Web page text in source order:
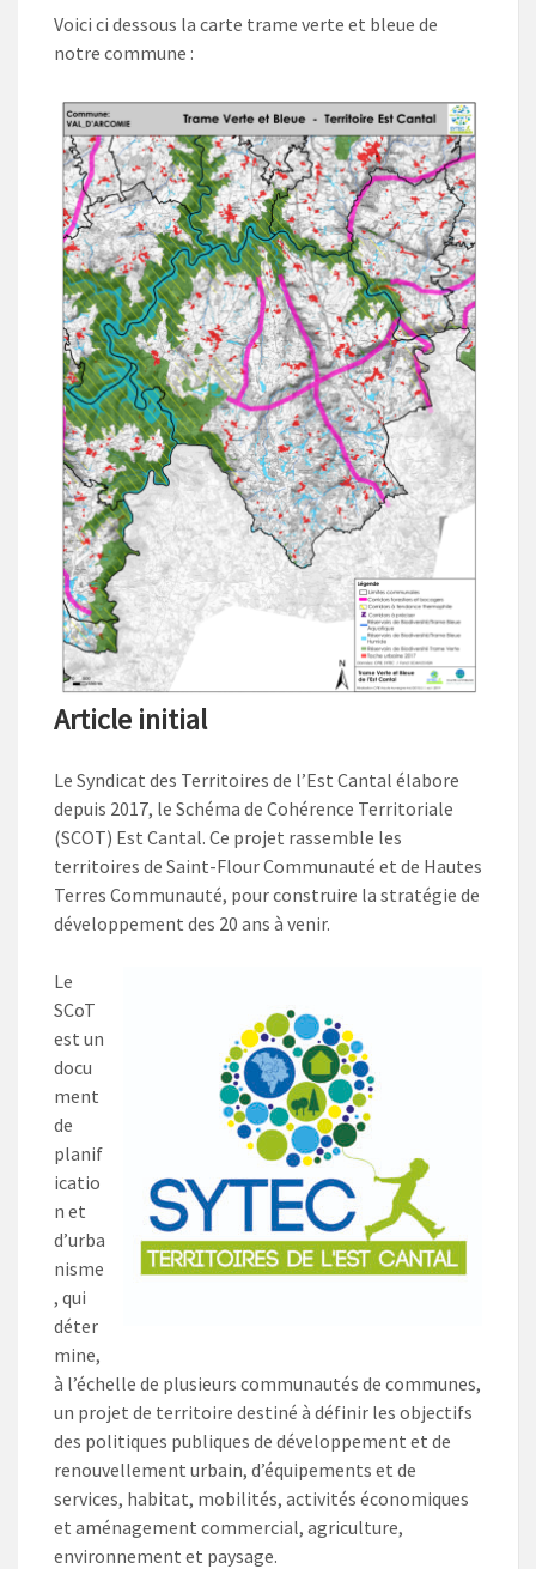
Voici ci dessous la carte trame verte et bleue de
notre commune :
Article initial
Le Syndicat des Territoires de l’Est Cantal élabore
depuis 2017, le Schéma de Cohérence Territoriale
(SCOT) Est Cantal. Ce projet rassemble les
territoires de Saint-Flour Communauté et de Hautes
Terres Communauté, pour construire la stratégie de
développement des 20 ans à venir.
Le
SCoT
est un
docu
ment
de
planif
icatio
n et
d’urba
nisme
, qui
déter
mine,
à l’échelle de plusieurs communautés de communes,
un projet de territoire destiné à définir les objectifs
des politiques publiques de développement et de
renouvellement urbain, d’équipements et de
services, habitat, mobilités, activités économiques
et aménagement commercial, agriculture,
environnement et paysage.